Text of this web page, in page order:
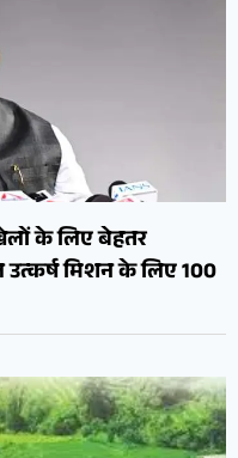
के लिए बेहतर
मिशन के लिए 100